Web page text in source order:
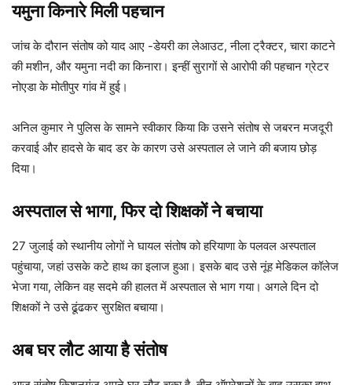
यमुना किनारे मिली पहचान
जांच के दौरान संतोष को याद आए -डेयरी का लेआउट, नीला ट्रैक्टर, चारा काटने
की मशीन, और यमुना नदी का किनारा। इन्हीं सुरागों से आरोपी की पहचान ग्रेटर
नोएडा के मोतीपुर गांव में हुई।
अनिल कुमार ने पुलिस के सामने स्वीकार किया कि उसने संतोष से जबरन मजदूरी
करवाई और हादसे के बाद डर के कारण उसे अस्पताल ले जाने की बजाय छोड़
दिया।
अस्पताल से भागा, फिर दो शिक्षकों ने बचाया
27 जुलाई को स्थानीय लोगों ने घायल संतोष को हरियाणा के पलवल अस्पताल
पहुंचाया, जहां उसके कटे हाथ का इलाज हुआ। इसके बाद उसे नूंह मेडिकल कॉलेज
भेजा गया, लेकिन वह सदमे की हालत में अस्पताल से भाग गया। अगले दिन दो
शिक्षकों ने उसे ढूंढकर सुरक्षित बचाया।
अब घर लौट आया है संतोष